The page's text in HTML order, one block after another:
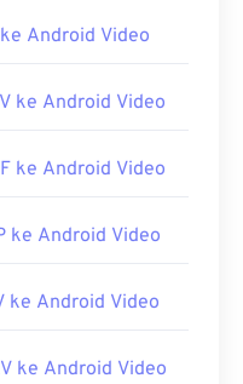
Android Video
ke Android Video
ke Android Video
ke Android Video
ke Android Video
ke Android Video